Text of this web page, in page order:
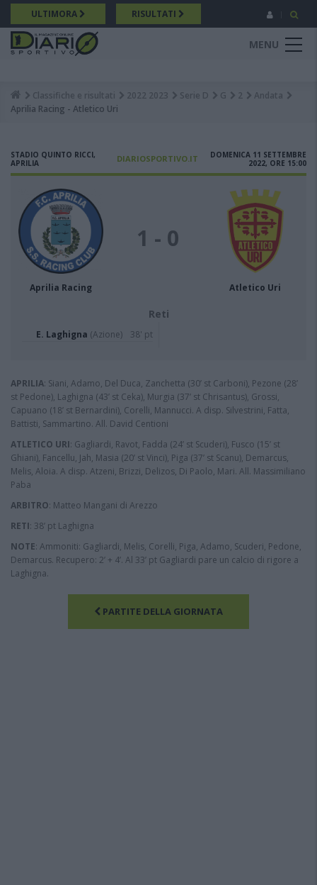
Salta
al
contenuto
principale
ULTIMORA RISULTATI
MENU
Breadcrumb
Classifiche e risultati 2022 2023 Serie D G 2
Andata
Aprilia Racing - Atletico Uri
STADIO QUINTO RICCI,
APRILIA
DIARIOSPORTIVO.IT
DOMENICA 11 SETTEMBRE
2022, ORE 15:00
Aprilia Racing
1 - 0
Atletico Uri
Reti
E. Laghigna (Azione) 38' pt
APRILIA: Siani, Adamo, Del Duca, Zanchetta (30’ st Carboni), Pezone (28’
st Pedone), Laghigna (43’ st Ceka), Murgia (37’ st Chrisantus), Grossi,
Capuano (18’ st Bernardini), Corelli, Mannucci. A disp. Silvestrini, Fatta,
Battisti, Sammartino. All. David Centioni
ATLETICO URI: Gagliardi, Ravot, Fadda (24’ st Scuderi), Fusco (15’ st
Ghiani), Fancellu, Jah, Masia (20’ st Vinci), Piga (37’ st Scanu), Demarcus,
Melis, Aloia. A disp. Atzeni, Brizzi, Delizos, Di Paolo, Mari. All. Massimiliano
Paba
ARBITRO: Matteo Mangani di Arezzo
RETI: 38’ pt Laghigna
NOTE: Ammoniti: Gagliardi, Melis, Corelli, Piga, Adamo, Scuderi, Pedone,
Demarcus. Recupero: 2’ + 4’. Al 33’ pt Gagliardi pare un calcio di rigore a
Laghigna.
PARTITE DELLA GIORNATA